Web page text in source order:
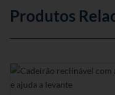
Produtos